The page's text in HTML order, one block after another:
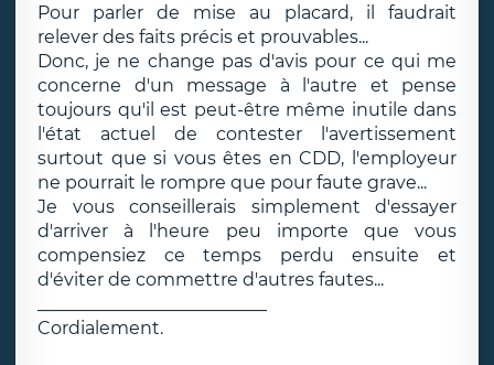
Pour parler de mise au placard, il faudrait
relever des faits précis et prouvables...
Donc, je ne change pas d'avis pour ce qui me
concerne d'un message à l'autre et pense
toujours qu'il est peut-être même inutile dans
l'état actuel de contester l'avertissement
surtout que si vous êtes en CDD, l'employeur
ne pourrait le rompre que pour faute grave...
Je vous conseillerais simplement d'essayer
d'arriver à l'heure peu importe que vous
compensiez ce temps perdu ensuite et
d'éviter de commettre d'autres fautes...
Cordialement.